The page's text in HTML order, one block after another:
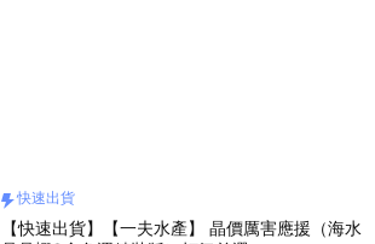
快速出貨
【快速出貨】【一夫水產】 晶價厲害應援（海水